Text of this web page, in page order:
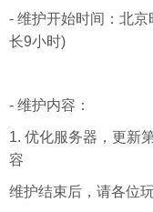
- 维护开始时间：北
长9小时)
- 维护内容：
1. 优化服务器，更新
容
维护结束后，请各位